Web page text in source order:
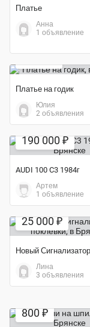
Платье
Анна
1 объявление
Платье на годик
Юлия
2 объявления
190 000 ₽
AUDI 100 C3 1984г
Артем
1 объявление
25 000 ₽
Лина
3 объявления
800 ₽